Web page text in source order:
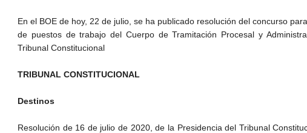
En el BOE de hoy, 22 de julio, se ha publicado resolución del concurso
de puestos de trabajo del Cuerpo de Tramitación Procesal y
Tribunal Constitucional
TRIBUNAL CONSTITUCIONAL
Destinos
Resolución de 16 de julio de 2020, de la Presidencia del Tribunal